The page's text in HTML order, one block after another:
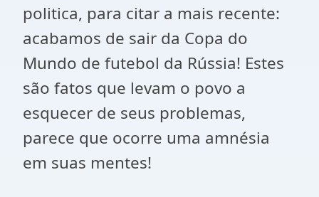
politica, para citar a mais recente:
acabamos de sair da Copa do
Mundo de futebol da Rússia! Estes
são fatos que levam o povo a
esquecer de seus problemas,
parece que ocorre uma amnésia
em suas mentes!